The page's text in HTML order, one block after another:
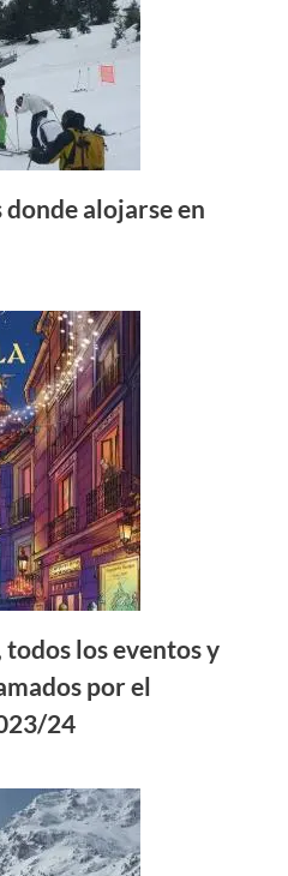
alojarse en
los eventos y
por el
24